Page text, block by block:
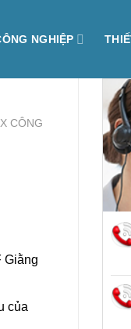
NGHIỆP
CÔNG
Giằng
của